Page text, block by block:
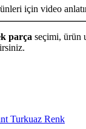
için video
parça seçimi, ürün